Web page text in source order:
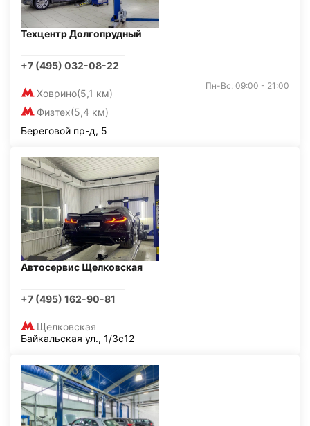
Техцентр Долгопрудный
+7 (495) 032-08-22
Ховрино(5,1 км)
Физтех(5,4 км)
Пн-Вс: 09:00 - 21:00
Береговой пр-д, 5
Автосервис Щелковская
+7 (495) 162-90-81
Щелковская
Байкальская ул., 1/3с12